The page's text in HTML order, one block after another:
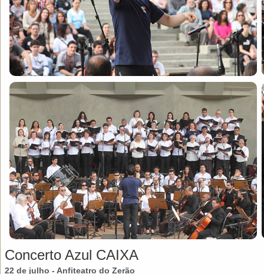
Concerto Azul CAIXA
22 de julho - Anfiteatro do Zerão